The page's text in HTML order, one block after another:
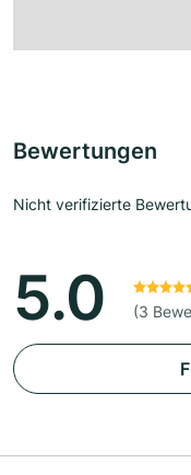
Bewertungen
Nicht verifizierte
5.0 (3